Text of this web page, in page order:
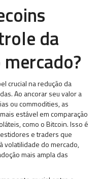
da
crucial na redução da
Ao ancorar seu valor a
ou commodities, as
estável em comparação
como o Bitcoin. Isso é
e traders que
volatilidade do mercado,
mais ampla das